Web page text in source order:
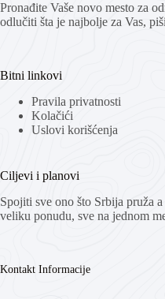
Pronađite Vaše novo mesto za
odlučiti šta je najbolje za Vas,
Bitni linkovi
Pravila privatnosti
Kolačići
Uslovi korišćenja
Ciljevi i planovi
Spojiti sve ono što Srbija pruža
veliku ponudu, sve na jednom
Kontakt Informacije